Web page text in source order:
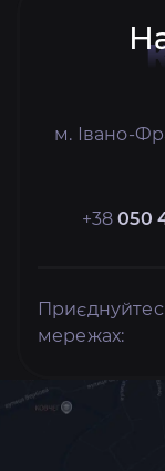
м. Івано-
+38050
мережах: